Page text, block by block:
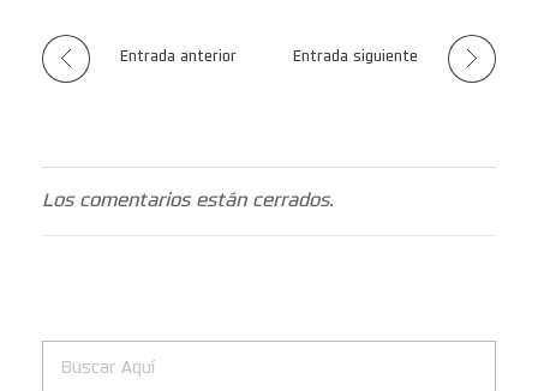
Entrada anterior Entrada siguiente
Los comentarios están cerrados.